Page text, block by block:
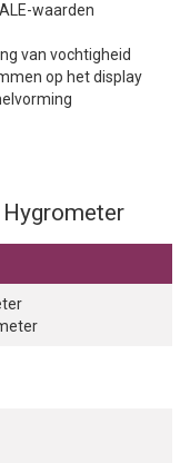
waarden
van vochtigheid
op het display